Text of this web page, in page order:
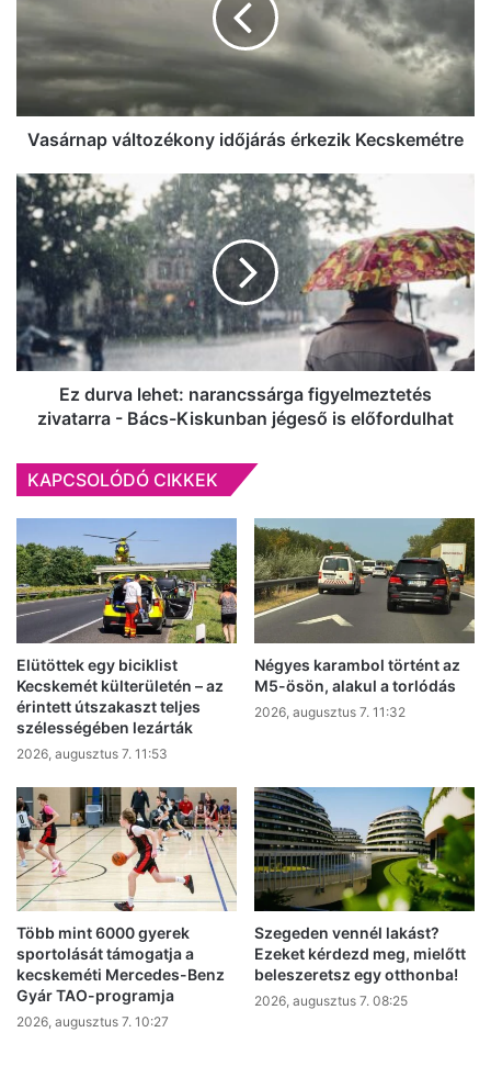
Kecskemétre
Vasárnap változékony időjárás érkezik Kecskemétre
Ez
durva
lehet:
narancssárga
figyelmeztetés
zivatarra
Bács-
Kiskunban
jégesőEz durva lehet: narancssárga figyelmeztetés
zivatarra - Bács-Kiskunban jégeső is előfordulhat
KAPCSOLÓDÓ CIKKEK
Elütöttek egy biciklist
Kecskemét külterületén – az
érintett útszakaszt teljes
szélességében lezárták
2026, augusztus 7. 11:53
Négyes karambol történt az
M5-ösön, alakul a torlódás
2026, augusztus 7. 11:32
Több mint 6000 gyerek
sportolását támogatja a
kecskeméti Mercedes-Benz
Gyár TAO-programja
2026, augusztus 7. 10:27
Szegeden vennél lakást?
Ezeket kérdezd meg, mielőtt
beleszeretsz egy otthonba!
2026, augusztus 7. 08:25